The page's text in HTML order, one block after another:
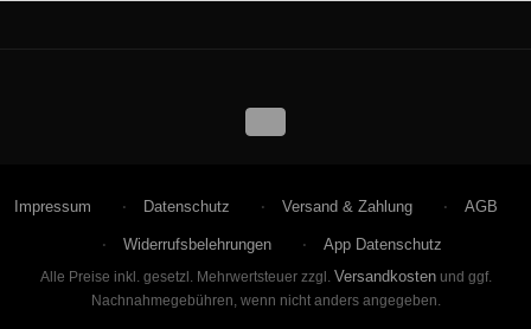
Impressum Datenschutz Versand & Zahlung AGB
Widerrufsbelehrungen App Datenschutz
Alle Preise inkl. gesetzl. Mehrwertsteuer zzgl. Versandkostenund ggf.
Nachnahmegebühren, wenn nicht anders angegeben.